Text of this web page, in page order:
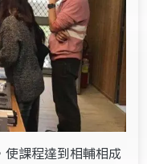
課程達到相輔相成